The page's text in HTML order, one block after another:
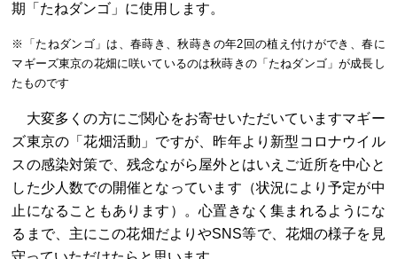
期「たねダンゴ」に使用します。
※「たねダンゴ」は、春蒔き、秋蒔きの年2回の植え付けができ、春に
マギーズ東京の花畑に咲いているのは秋蒔きの「たねダンゴ」が成長し
たものです
大変多くの方にご関心をお寄せいただいていますマギー
ズ東京の「花畑活動」ですが、昨年より新型コロナウイル
スの感染対策で、残念ながら屋外とはいえご近所を中心と
した少人数での開催となっています（状況により予定が中
止になることもあります）。心置きなく集まれるようにな
るまで、主にこの花畑だよりやSNS等で、花畑の様子を見